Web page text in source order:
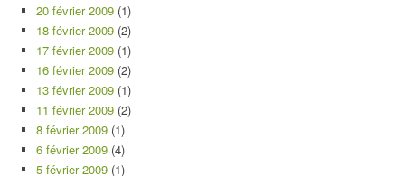
20 février 2009 (1)
18 février 2009 (2)
17 février 2009 (1)
16 février 2009 (2)
13 février 2009 (1)
11 février 2009 (2)
8 février 2009 (1)
6 février 2009 (4)
5 février 2009 (1)